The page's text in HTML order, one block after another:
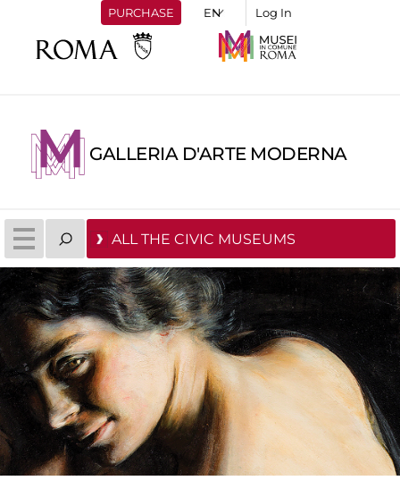
PURCHASE Log In
GALLERIA D'ARTE MODERNA
ALL THE CIVIC MUSEUMS